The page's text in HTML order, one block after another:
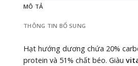
MÔ TẢ
THÔNG TIN BỔ SUNG
Hạt hướng dương chứa 20%
protein và 51% chất béo. Giàu